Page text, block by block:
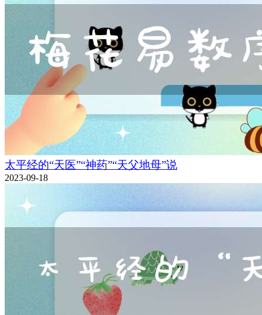
太平经的“天医”“神药”“天父地母”说
2023-09-18